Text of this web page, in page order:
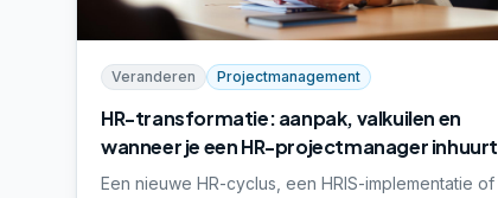
Veranderen Projectmanagement
HR-transformatie: aanpak, valkuilen en
wanneer je een HR-projectmanager inhuurt
Een nieuwe HR-cyclus, een HRIS-implementatie of